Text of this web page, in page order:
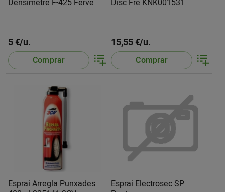
Densimetre F-425 Ferve
5 €/u.
Comprar
Disc Fre KNK001531
15,55 €/u.
Comprar
Esprai Arregla Punxades
Esprai Electrosec SP